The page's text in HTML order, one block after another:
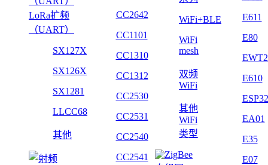
LoRa扩频
（UART）
SX127X
SX126X
SX1281
LLCC68
其他
CC2642
CC1101
CC1310
CC1312
CC2530
CC2531
CC2540
CC2541
WiFi+BLE
WiFi
mesh
双频
WiFi
其他
WiFi
类型
E611
E80
E610
ESP32
EA01
E35
E07